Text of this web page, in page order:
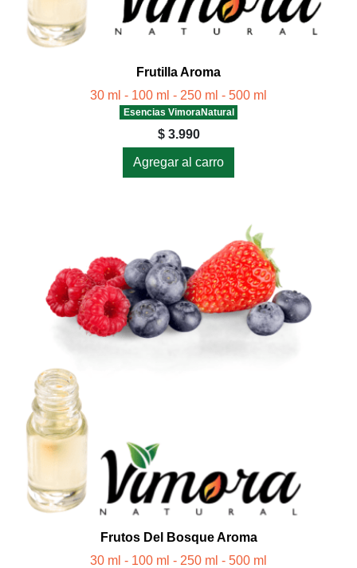
Frutilla Aroma
30 ml - 100 ml - 250 ml - 500 ml
Esencias VimoraNatural
$ 3.990
Agregar al carro
Frutos Del Bosque Aroma
30 ml - 100 ml - 250 ml - 500 ml